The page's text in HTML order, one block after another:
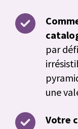
par
une
Votre